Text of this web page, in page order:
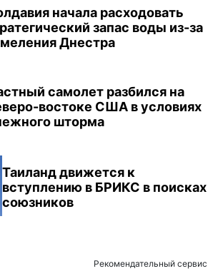
начала расходовать
запас воды из-за
Днестра
самолет разбился на
востоке США в условиях
шторма
Таиланд движется к
вступлению в БРИКС в поисках
союзников
Рекомендательный сервис